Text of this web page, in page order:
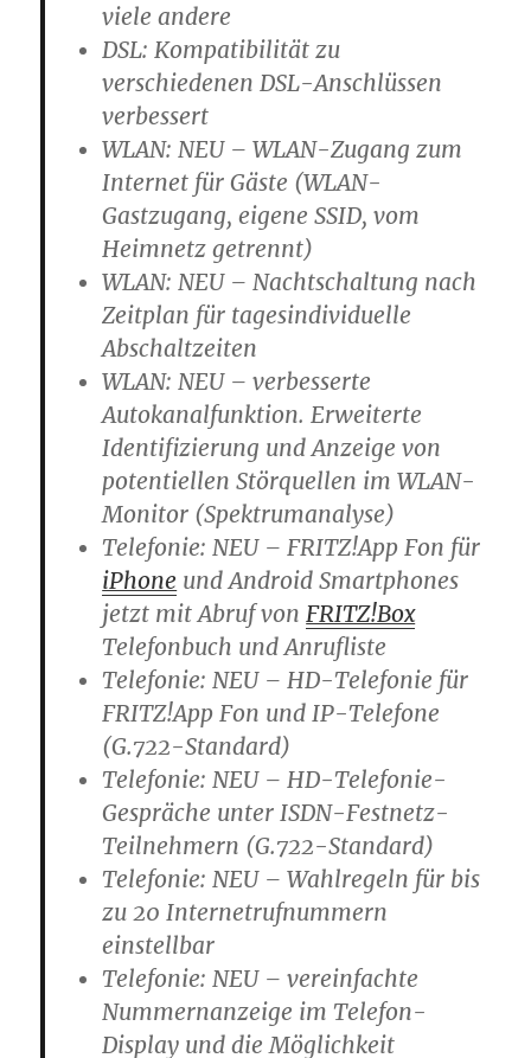
viele andere
DSL: Kompatibilität zu
verschiedenen DSL-Anschlüssen
verbessert
WLAN: NEU – WLAN-Zugang zum
Internet für Gäste (WLAN-
Gastzugang, eigene SSID, vom
Heimnetz getrennt)
WLAN: NEU – Nachtschaltung nach
Zeitplan für tagesindividuelle
Abschaltzeiten
WLAN: NEU – verbesserte
Autokanalfunktion. Erweiterte
Identifizierung und Anzeige von
potentiellen Störquellen im WLAN-
Monitor (Spektrumanalyse)
Telefonie: NEU – FRITZ!App Fon für
iPhone und Android Smartphones
jetzt mit Abruf vonFRITZ!Box
Telefonbuch und Anrufliste
Telefonie: NEU – HD-Telefonie für
FRITZ!App Fon und IP-Telefone
(G.722-Standard)
Telefonie: NEU – HD-Telefonie-
Gespräche unter ISDN-Festnetz-
Teilnehmern (G.722-Standard)
Telefonie: NEU – Wahlregeln für bis
zu 20 Internetrufnummern
einstellbar
Telefonie: NEU – vereinfachte
Nummernanzeige im Telefon-
Display und die Möglichkeit